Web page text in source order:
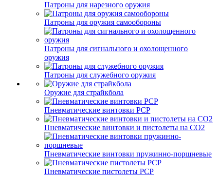
Патроны для нарезного оружия
Патроны для оружия самообороны
Патроны для сигнального и охолощенного
оружия
Патроны для служебного оружия
Оружие для страйкбола
Пневматические винтовки PCP
Пневматические винтовки и пистолеты на CO2
Пневматические винтовки пружинно-поршневые
Пневматические пистолеты PCP